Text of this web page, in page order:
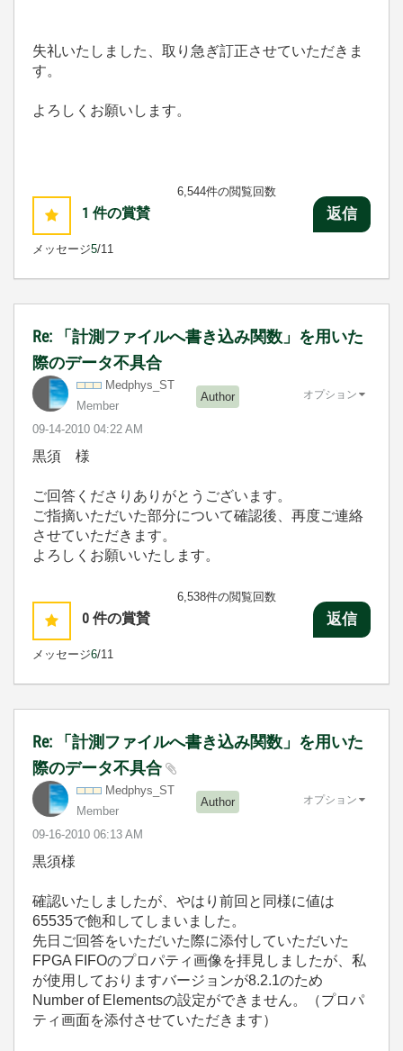
失礼いたしました、取り急ぎ訂正させていただきま
す。
よろしくお願いします。
1 件の賞賛
メッセージ5/11
6,544件の閲覧回数
返信
Re: 「計測ファイルへ書き込み関数」を用いた
際のデータ不具合
Medphys_ST
Member
Author
‎09-14-2010 04:22 AM
オプション
黒須 様
ご回答くださりありがとうございます。
ご指摘いただいた部分について確認後、再度ご連絡
させていただきます。
よろしくお願いいたします。
0 件の賞賛
メッセージ6/11
6,538件の閲覧回数
返信
Re: 「計測ファイルへ書き込み関数」を用いた
際のデータ不具合
Medphys_ST
Member
Author
‎09-16-2010 06:13 AM
オプション
黒須様
確認いたしましたが、やはり前回と同様に値は
65535で飽和してしまいました。
先日ご回答をいただいた際に添付していただいた
FPGA FIFOのプロパティ画像を拝見しましたが、私
が使用しておりますバージョンが8.2.1のため
Number of Elementsの設定ができません。（プロパ
ティ画面を添付させていただきます）